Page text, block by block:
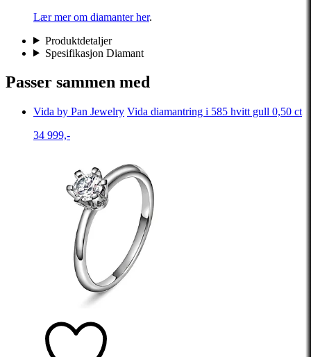
Lær mer om diamanter her.
Produktdetaljer
Spesifikasjon Diamant
Passer sammen med
Vida by Pan Jewelry Vida diamantring i 585 hvitt gull 0,50 ct
34 999,-